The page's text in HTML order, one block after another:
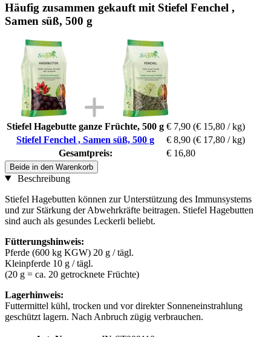
Häufig zusammen gekauft mit Stiefel Fenchel ,
Samen süß, 500 g
Stiefel Hagebutte ganze Früchte, 500 g € 7,90 (€ 15,80 / kg)
Stiefel Fenchel , Samen süß, 500 g
€ 8,90 (€ 17,80 / kg)
Gesamtpreis:
€ 16,80
Beide in den Warenkorb
Beschreibung
Stiefel Hagebutten können zur Unterstützung des Immunsystems
und zur Stärkung der Abwehrkräfte beitragen. Stiefel Hagebutten
sind auch als gesundes Leckerli beliebt.
Fütterungshinweis:
Pferde (600 kg KGW) 20 g / tägl.
Kleinpferde 10 g / tägl.
(20 g = ca. 20 getrocknete Früchte)
Lagerhinweis:
Futtermittel kühl, trocken und vor direkter Sonneneinstrahlung
geschützt lagern. Nach Anbruch zügig verbrauchen.